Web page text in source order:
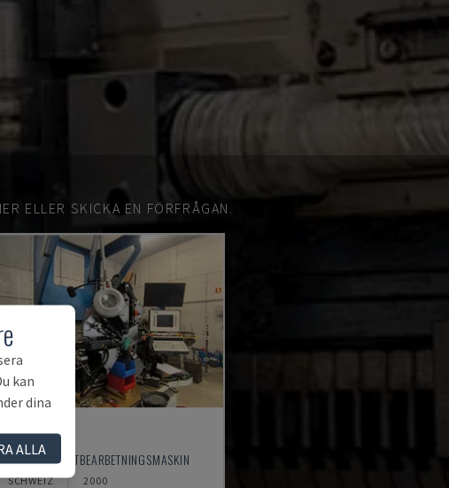
ELLER SKICKA EN FÖRFRÅGAN.
FMU1
WAFIOS - PLÅTBEARBETNINGSMASKIN
SCHWEIZ 2000
kan
dina
ALLA